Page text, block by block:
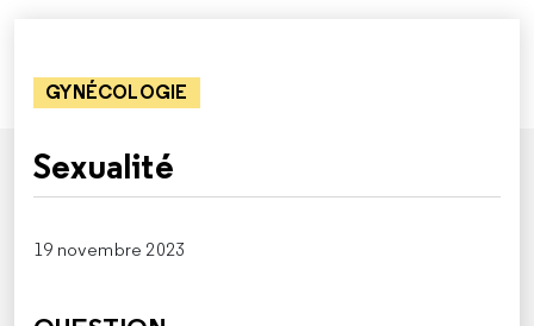
GYNÉCOLOGIE
Sexualité
19 novembre 2023